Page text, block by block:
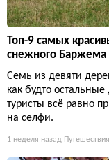
Топ-9 самых
снежного Баржема
Семь из девяти
как будто
туристы всё равно
на селфи.
1 неделя назад Путешествия